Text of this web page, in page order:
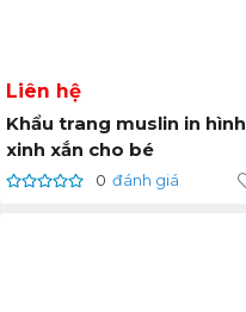
Liên hệ
Khẩu trang muslin in hình
xinh xắn cho bé
0 đánh giá